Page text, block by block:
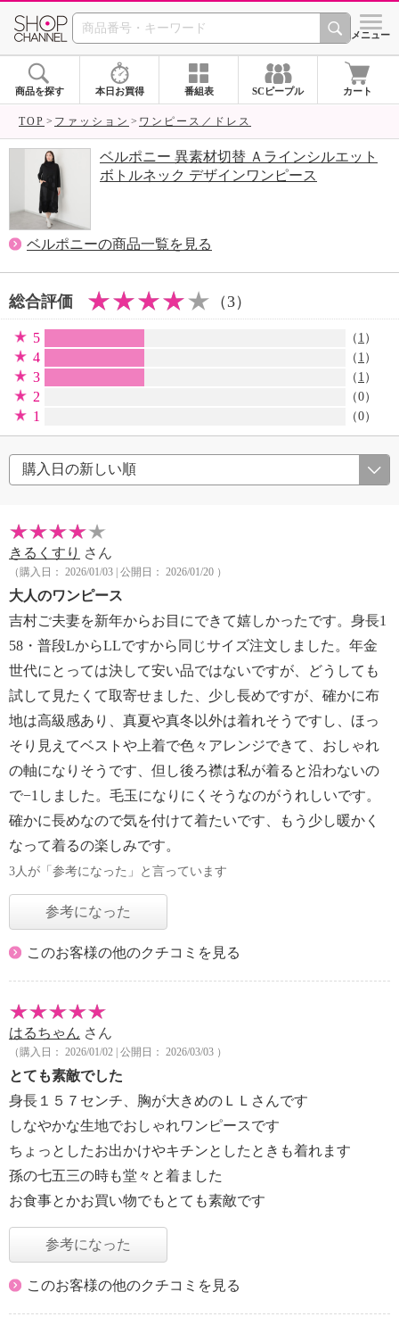
SHOP CHANNEL シメニュー
商品を探す 本日お買得 番組表 SCピープル カート
TOP ファッション ワンピース／ドレス
ベルポニー 異素材切替 Ａラインシルエット
ボトルネック デザインワンピース
ベルポニーの商品一覧を見る
総合評価 （3）
5 （ 1 ）
4 （ 1 ）
3 （ 1 ）
2 （0）
1 （0）
きるくすり さん
（購入日： 2026/01/03 | 公開日： 2026/01/20 ）
大人のワンピース
吉村ご夫妻を新年からお目にできて嬉しかったです。身長1
58・普段LからLLですから同じサイズ注文しました。年金
世代にとっては決して安い品ではないですが、どうしても
試して見たくて取寄せました、少し長めですが、確かに布
地は高級感あり、真夏や真冬以外は着れそうですし、ほっ
そり見えてベストや上着で色々アレンジできて、おしゃれ
の軸になりそうです、但し後ろ襟は私が着ると沿わないの
で−1しました。毛玉になりにくそうなのがうれしいです。
確かに長めなので気を付けて着たいです、もう少し暖かく
なって着るの楽しみです。
3人が「参考になった」と言っています
参考になった
このお客様の他のクチコミを見る
はるちゃん さん
（購入日： 2026/01/02 | 公開日： 2026/03/03 ）
とても素敵でした
身長１５７センチ、胸が大きめのＬＬさんです
しなやかな生地でおしゃれワンピースです
ちょっとしたお出かけやキチンとしたときも着れます
孫の七五三の時も堂々と着ました
お食事とかお買い物でもとても素敵です
参考になった
このお客様の他のクチコミを見る